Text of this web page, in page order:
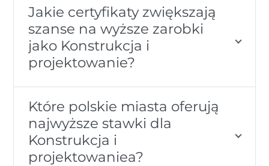
Jakie certyfikaty zwiększają
szanse na wyższe zarobki
jako Konstrukcja i
projektowanie?
Które polskie miasta oferują
najwyższe stawki dla
Konstrukcja i
projektowaniea?